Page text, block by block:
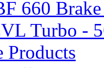
660
Turbo -
Products